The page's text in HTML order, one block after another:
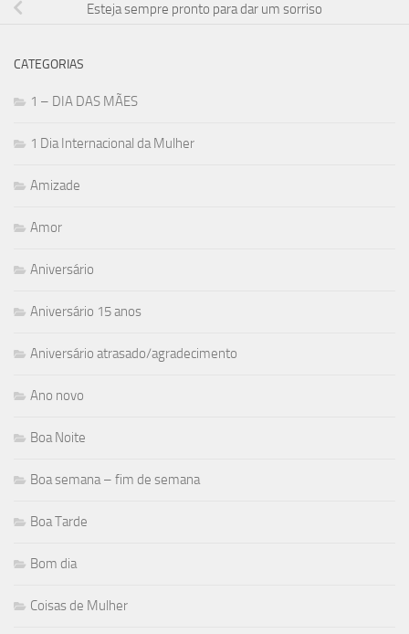
Esteja sempre pronto para dar um sorriso
CATEGORIAS
1 – DIA DAS MÃES
1 Dia Internacional da Mulher
Amizade
Amor
Aniversário
Aniversário 15 anos
Aniversário atrasado/agradecimento
Ano novo
Boa Noite
Boa semana – fim de semana
Boa Tarde
Bom dia
Coisas de Mulher